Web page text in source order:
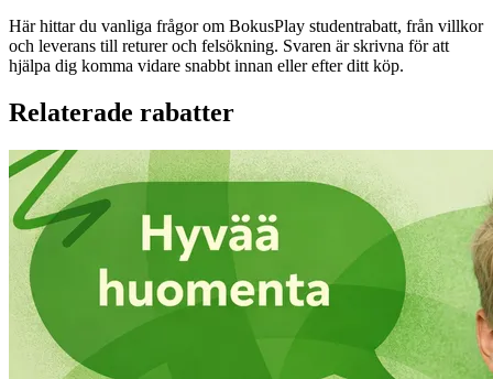
Här hittar du vanliga frågor om BokusPlay studentrabatt, från villkor
och leverans till returer och felsökning. Svaren är skrivna för att
hjälpa dig komma vidare snabbt innan eller efter ditt köp.
Relaterade rabatter